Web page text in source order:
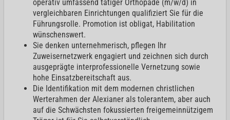
operativ umfassend tätiger Orthopäde (m/w/d) in
vergleichbaren Einrichtungen qualifiziert Sie für die
Führungsrolle. Promotion ist obligat, Habilitation
wünschenswert.
Sie denken unternehmerisch, pflegen Ihr
Zuweisernetzwerk engagiert und zeichnen sich durch
ausgeprägte interprofessionelle Vernetzung sowie
hohe Einsatzbereitschaft aus.
Die Identifikation mit dem modernen christlichen
Werterahmen der Alexianer als tolerantem, aber auch
auf die Schwächsten fokussierten freigemeinnützigem